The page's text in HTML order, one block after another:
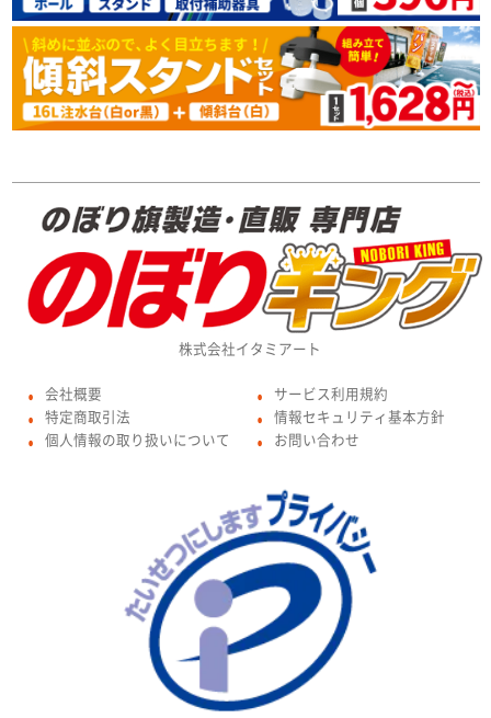
株式会社イタミアート
● 会社概要
● 特定商取引法
● 個人情報の取り扱いについて
● サービス利用規約
● 情報セキュリティ基本方針
● お問い合わせ